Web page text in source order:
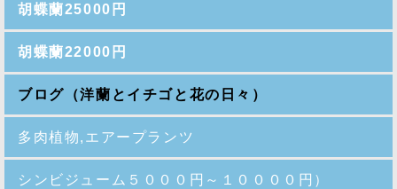
胡蝶蘭25000円
胡蝶蘭22000円
ブログ（洋蘭とイチゴと花の日々）
多肉植物,エアープランツ
シンビジューム５０００円～１００００円）